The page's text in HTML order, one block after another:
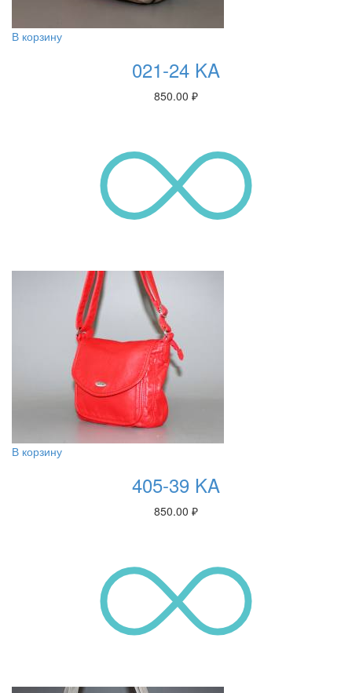
В корзину
021-24 KA
850.00 ₽
В корзину
405-39 KA
850.00 ₽